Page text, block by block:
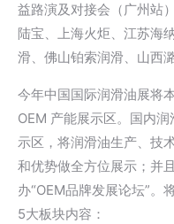
益路演及对接会（广州站
陆宝、上海火炬、江苏海
滑、佛山铂索润滑、山西
今年中国国际润滑油展将
OEM 产能展示区。国内
示区，将润滑油生产、技
和优势做全方位展示；并
办“OEM品牌发展论坛”。
5大板块内容：